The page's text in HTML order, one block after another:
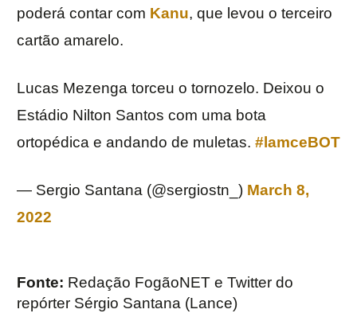
poderá contar com Kanu, que levou o terceiro
cartão amarelo.
Lucas Mezenga torceu o tornozelo. Deixou o
Estádio Nilton Santos com uma bota
ortopédica e andando de muletas. #lamceBOT
— Sergio Santana (@sergiostn_) March 8,
2022
Fonte: Redação FogãoNET e Twitter do
repórter Sérgio Santana (Lance)